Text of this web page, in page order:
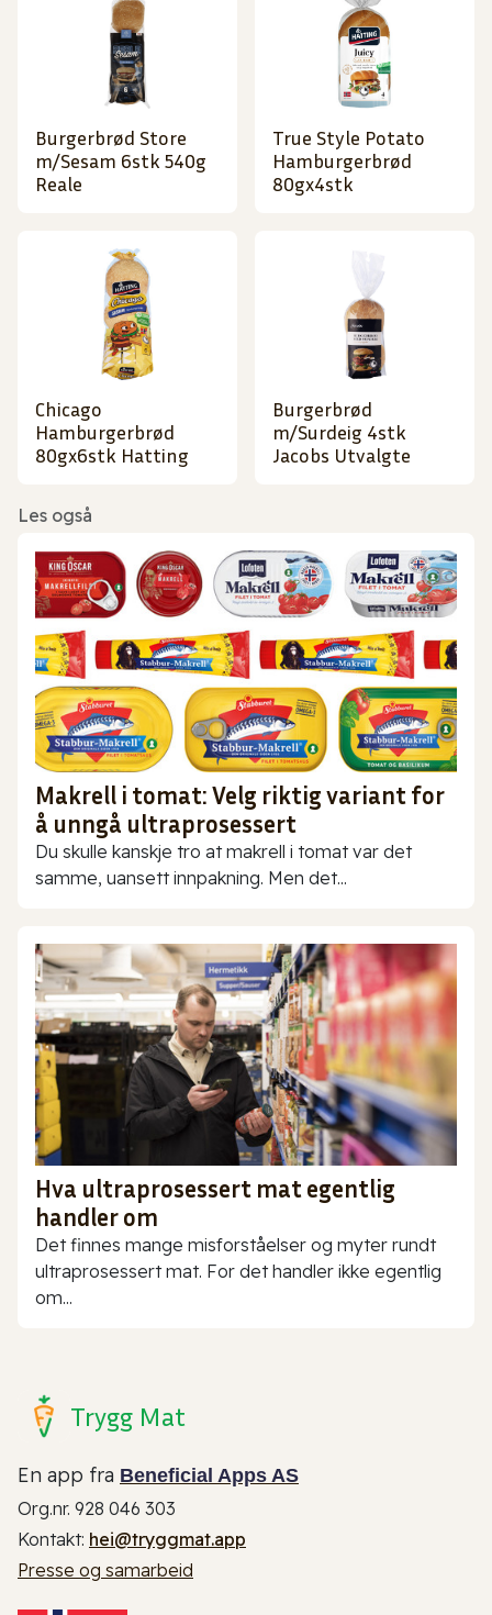
Burgerbrød Store
m/Sesam 6stk 540g
Reale
True Style Potato
Hamburgerbrød
80gx4stk
Chicago
Hamburgerbrød
80gx6stk Hatting
Burgerbrød
m/Surdeig 4stk
Jacobs Utvalgte
Les også
Makrell i tomat: Velg riktig variant for
å unngå ultraprosessert
Du skulle kanskje tro at makrell i tomat var det
samme, uansett innpakning. Men det...
Hva ultraprosessert mat egentlig
handler om
Det finnes mange misforståelser og myter rundt
ultraprosessert mat. For det handler ikke egentlig
om...
Trygg Mat
En app fra Beneficial Apps AS
Org.nr. 928 046 303
Kontakt: hei@tryggmat.app
Presse og samarbeid